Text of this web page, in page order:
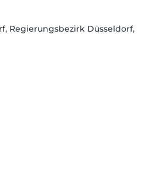
, Regierungsbezirk Düsseldorf,